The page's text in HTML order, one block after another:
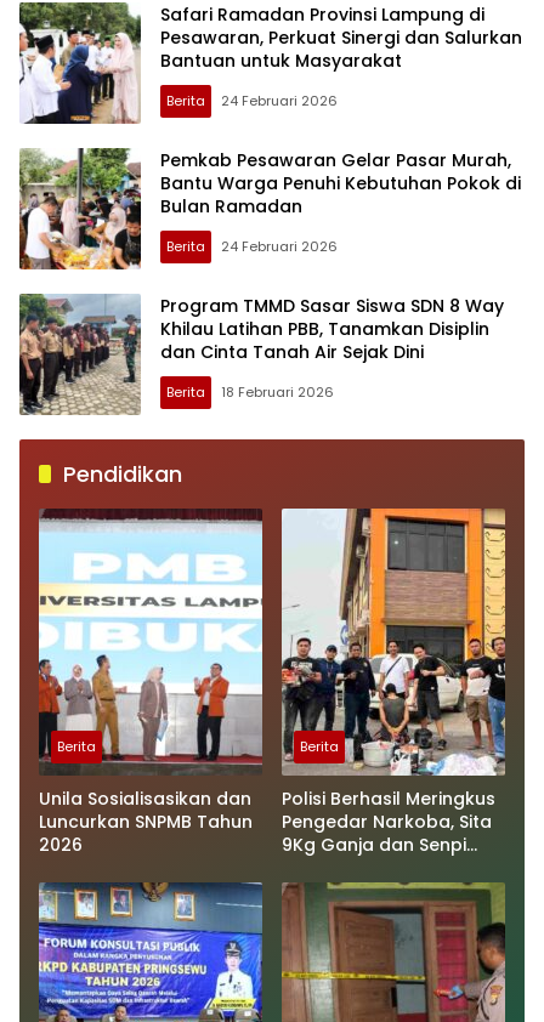
Safari Ramadan Provinsi Lampung di
Pesawaran, Perkuat Sinergi dan Salurkan
Bantuan untuk Masyarakat
Berita 24 Februari 2026
Pemkab Pesawaran Gelar Pasar Murah,
Bantu Warga Penuhi Kebutuhan Pokok di
Bulan Ramadan
Berita 24 Februari 2026
Program TMMD Sasar Siswa SDN 8 Way
Khilau Latihan PBB, Tanamkan Disiplin
dan Cinta Tanah Air Sejak Dini
Berita 18 Februari 2026
Pendidikan
Berita
Unila Sosialisasikan dan
Luncurkan SNPMB Tahun
2026
Berita
Polisi Berhasil Meringkus
Pengedar Narkoba, Sita
9Kg Ganja dan Senpi